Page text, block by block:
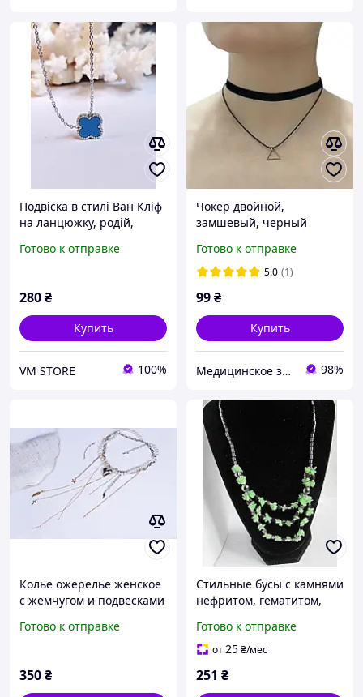
Подвіска в стилі Ван Кліф
на ланцюжку, родій,
Готово к отправке
280₴
Купить
VM STORE 100%
Чокер двойной,
замшевый, черный
Готово к отправке
5.0 (1)
99₴
Купить
Медицинское золото 98%
Колье ожерелье женское
с жемчугом и подвесками
Готово к отправке
350₴
Стильные бусы с камнями
нефритом, гематитом,
Готово к отправке
от25₴/мес
251 ₴